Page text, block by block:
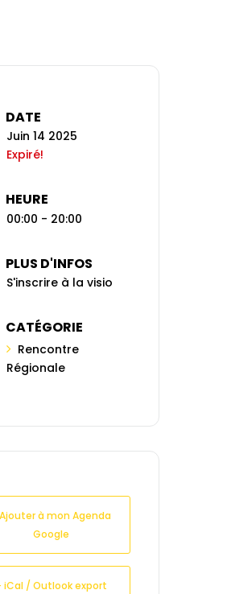
DATE
Juin 14 2025
Expiré!
HEURE
00:00 - 20:00
PLUS D'INFOS
S'inscrire à la visio
CATÉGORIE
Rencontre
Régionale
à mon Agenda
Google
iCal / Outlook export